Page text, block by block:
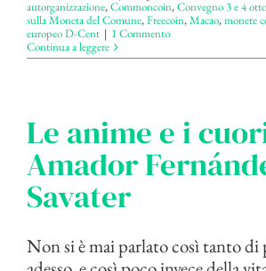
autorganizzazione,Commoncoin,Convegno 3 e 4
sulla Moneta del Comune,Freecoin,Macao,monete
europeo D-Cent | 1 Commento
Continua a leggere
Le anime e i
Amador
Savater
Non si è mai parlato così tanto di